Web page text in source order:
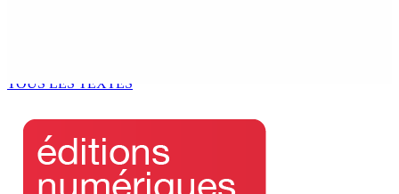
TOUS LES TEXTES